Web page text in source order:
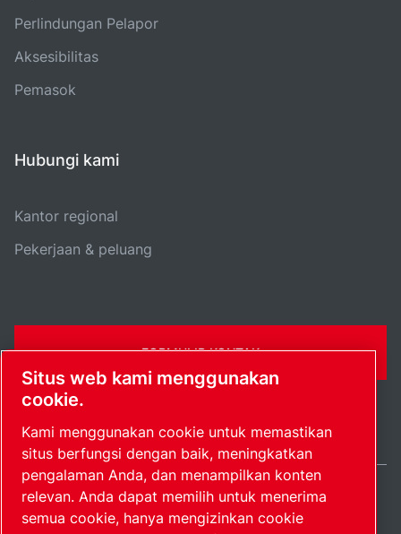
Perlindungan Pelapor
Aksesibilitas
Pemasok
Hubungi kami
Kantor regional
Pekerjaan & peluang
FORMULIR KONTAK
Peta situsKelola preferensi© 2026 Hak Cipta.
Indonesia / IN
Situs web kami menggunakan
cookie.
Kami menggunakan cookie untuk memastikan
situs berfungsi dengan baik, meningkatkan
pengalaman Anda, dan menampilkan konten
relevan. Anda dapat memilih untuk menerima
semua cookie, hanya mengizinkan cookie